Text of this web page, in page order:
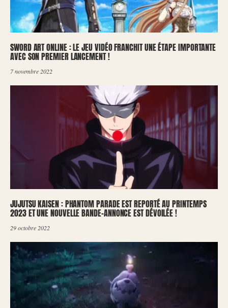
SWORD ART ONLINE : LE JEU VIDÉO FRANCHIT UNE ÉTAPE IMPORTANTE
AVEC SON PREMIER LANCEMENT !
7 novembre 2022
JUJUTSU KAISEN : PHANTOM PARADE EST REPORTÉ AU PRINTEMPS
2023 ET UNE NOUVELLE BANDE-ANNONCE EST DÉVOILÉE !
29 octobre 2022